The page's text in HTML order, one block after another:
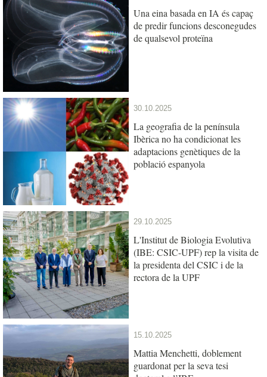
Una eina basada en IA és capaç
de predir funcions desconegudes
de qualsevol proteïna
30.10.2025
La geografia de la península
Ibèrica no ha condicionat les
adaptacions genètiques de la
població espanyola
29.10.2025
L'Institut de Biologia Evolutiva
(IBE: CSIC-UPF) rep la visita de
la presidenta del CSIC i de la
rectora de la UPF
15.10.2025
Mattia Menchetti, doblement
guardonat per la seva tesi